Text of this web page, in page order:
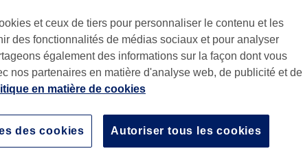
minMa prestation en détail...
et ceux de tiers pour personnaliser le contenu et les
des fonctionnalités de médias sociaux et pour analyser
également des informations sur la façon dont vous
nos partenaires en matière d'analyse web, de publicité et de
en matière de cookies
Autoriser tous les cookies
des cookies